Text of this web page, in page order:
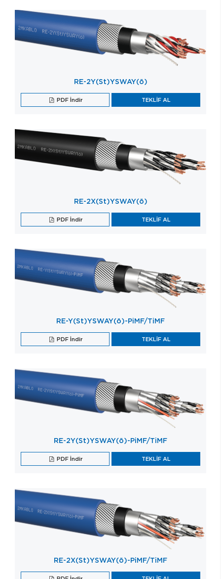
RE-2Y(St)YSWAY(ö)
PDF İndir TEKLİF AL
RE-2X(St)YSWAY(ö)
PDF İndir TEKLİF AL
RE-Y(St)YSWAY(ö)-PiMF/TiMF
PDF İndir TEKLİF AL
RE-2Y(St)YSWAY(ö)-PiMF/TiMF
PDF İndir TEKLİF AL
RE-2X(St)YSWAY(ö)-PiMF/TiMF